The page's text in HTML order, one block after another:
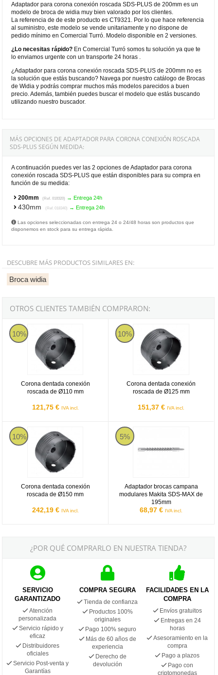
Adaptador para corona conexión roscada SDS-PLUS de 200mm es un
modelo de broca de widia muy bien valorado por los clientes.
La referencia de de este producto es CT9321. Por lo que hace referencia
al suministro, este modelo se vende unitariamente y no dispone de
pedido mínimo en Comercial Turró. Modelo disponible en 2 versiones.
¿Lo necesitas rápido? En Comercial Turró somos tu solución ya que te
lo enviamos urgente con un transporte 24 horas .
¿Adaptador para corona conexión roscada SDS-PLUS de 200mm no es
la solución que estás buscando? Navega por nuestro catálogo de Brocas
de Widia y podrás comprar muchos más modelos parecidos a buen
precio. Además, también puedes buscar el modelo que estás buscando
utilizando nuestro buscador.
MÁS OPCIONES DE ADAPTADOR PARA CORONA CONEXIÓN ROSCADA
SDS-PLUS SEGÚN MEDIDA:
A continuación puedes ver las 2 opciones de Adaptador para corona
conexión roscada SDS-PLUS que están disponibles para su compra en
función de su medida:
200mm (Ref. 018320) → Entrega 24h
430mm (Ref. 018340) → Entrega 24h
Las opciones seleccionadas con entrega 24 o 24/48 horas son productos que
disponemos en stock para su entrega rápida.
DESCUBRE MÁS PRODUCTOS SIMILARES EN:
Broca widia
OTROS CLIENTES TAMBIÉN COMPRARON:
10%
Corona dentada conexión
roscada de Ø110 mm
121,75 € IVA incl.
Corona dentada conexión roscada de Ø110 mm
10%
Corona dentada conexión
roscada de Ø125 mm
151,37 € IVA incl.
Corona dentada conexión
10%
Corona dentada conexión
roscada de Ø150 mm
242,19 € IVA incl.
Corona dentada conexión roscada de Ø150 mm
5%
Adaptador brocas campana
modulares Makita SDS-MAX de
195mm
68,97 € IVA incl.
Adaptador brocas campana
¿POR QUÉ COMPRARLO EN NUESTRA TIENDA?
SERVICIO
GARANTIZADO
Atención
personalizada
Servicio rápido y
eficaz
Distribuidores
oficiales
Servicio Post-venta y
Garantías
COMPRA SEGURA
Tienda de confianza
Productos 100%
originales
Pago 100% seguro
Más de 60 años de
experiencia
Derecho de
devolución
FACILIDADES EN LA
COMPRA
Envíos gratuitos
Entregas en 24
horas
Asesoramiento en la
compra
Pago a plazos
Pago con
criptomonedas